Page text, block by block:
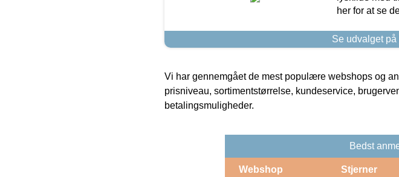
her for at se
Se udvalget
Vi har gennemgået de mest populære webshops og
prisniveau, sortimentstørrelse, kundeservice,
betalingsmuligheder.
Bedst
Webshop Stjerner